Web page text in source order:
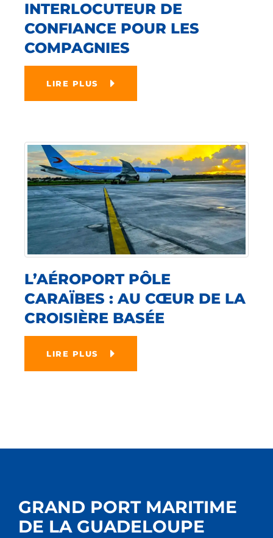
INTERLOCUTEUR DE
CONFIANCE POUR LES
COMPAGNIES
LIRE PLUS
L’AÉROPORT PÔLE
CARAÏBES : AU CŒUR DE LA
CROISIÈRE BASÉE
LIRE PLUS
GRAND PORT MARITIME
DE LA GUADELOUPE